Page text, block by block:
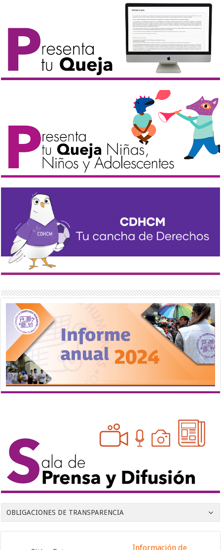
OBLIGACIONES DE TRANSPARENCIA
Información de